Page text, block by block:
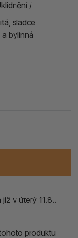
/
sladce
bylinná
v úterý 11.8..
produktu